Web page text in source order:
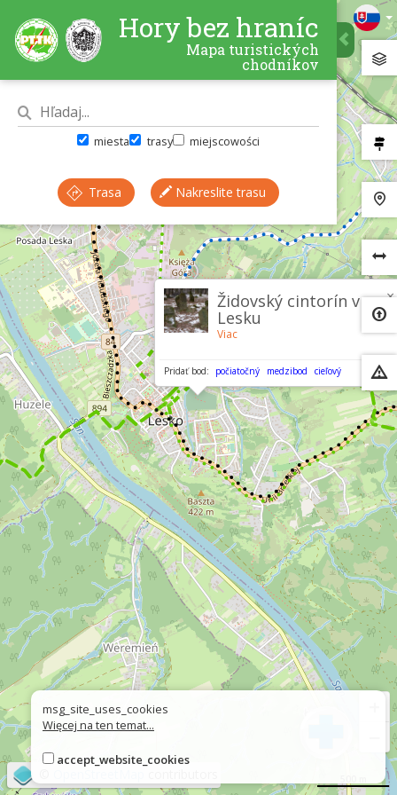
×
Židovský cintorín v
Lesku
Viac
Pridať bod: počiatočný medzibod cieľový
Hory bez hraníc
Mapa turistických
chodníkov
miesta trasy miejscowości
Trasa Nakreslite trasu
msg_site_uses_cookies
Więcej na ten temat...
accept_website_cookies